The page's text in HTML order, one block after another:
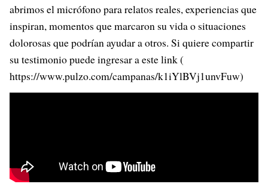
abrimos el micrófono para relatos reales, experiencias que
inspiran, momentos que marcaron su vida o situaciones
dolorosas que podrían ayudar a otros. Si quiere compartir
su testimonio puede ingresar a este link (
https://www.pulzo.com/campanas/k1iYlBVj1unvFuw)